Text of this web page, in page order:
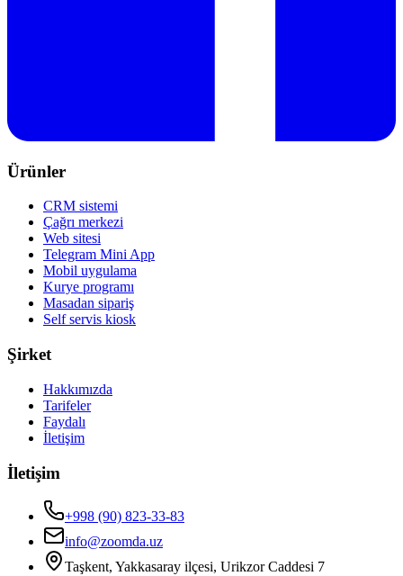
Ürünler
CRM sistemi
Çağrı merkezi
Web sitesi
Telegram Mini App
Mobil uygulama
Kurye programı
Masadan sipariş
Self servis kiosk
Şirket
Hakkımızda
Tarifeler
Faydalı
İletişim
İletişim
+998 (90) 823-33-83
info@zoomda.uz
Taşkent, Yakkasaray ilçesi, Urikzor Caddesi 7